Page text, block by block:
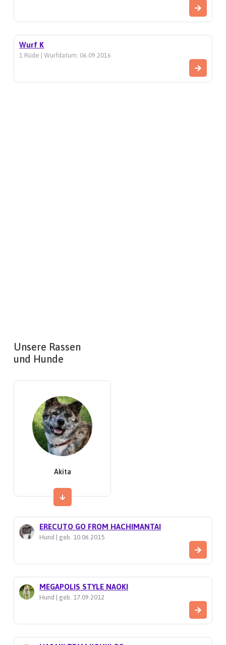
Wurf K
1 Rüde | Wurfdatum: 06.09.2016
Unsere Rassen
und Hunde
Akita
ERECUTO GO FROM HACHIMANTAI
Hund | geb. 10.06.2015
MEGAPOLIS STYLE NAOKI
Hund | geb. 17.09.2012